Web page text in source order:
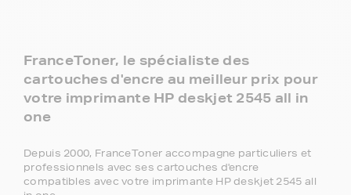
FranceToner, le spécialiste des
cartouches d'encre au meilleur prix pour
votre imprimante HP deskjet 2545 all in
one
Depuis 2000, FranceToner accompagne particuliers et
professionnels avec ses cartouches d'encre
compatibles avec votre imprimante HP deskjet 2545 all